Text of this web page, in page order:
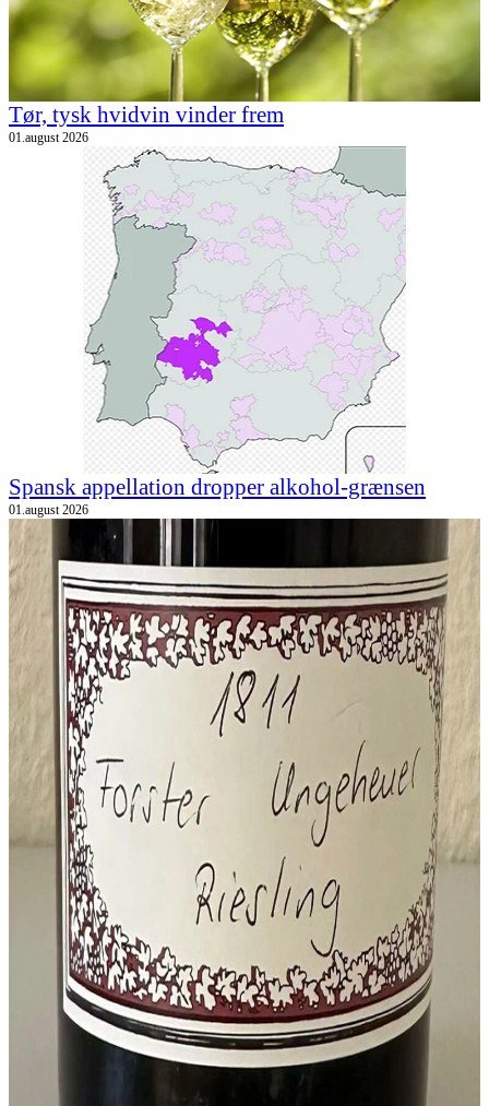
Tør, tysk hvidvin vinder frem
01.august 2026
Spansk appellation dropper alkohol-grænsen
01.august 2026